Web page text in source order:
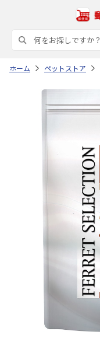
ホーム ペットストア